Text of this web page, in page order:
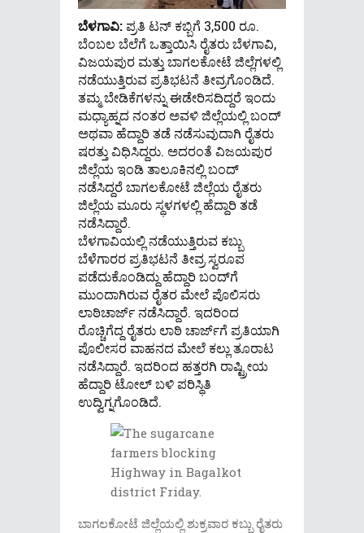
ಬೆಳಗಾವಿ:ಪ್ರತಿ ಟನ್ ಕಬ್ಬಿಗೆ 3,500 ರೂ.
ಬೆಂಬಲ ಬೆಲೆಗೆ ಒತ್ತಾಯಿಸಿ ರೈತರು ಬೆಳಗಾವಿ,
ವಿಜಯಪುರ ಮತ್ತು ಬಾಗಲಕೋಟೆ ಜಿಲ್ಲೆಗಳಲ್ಲಿ
ನಡೆಯುತ್ತಿರುವ ಪ್ರತಿಭಟನೆ ತೀವ್ರಗೊಂಡಿದೆ.
ತಮ್ಮ ಬೇಡಿಕೆಗಳನ್ನು ಈಡೇರಿಸದಿದ್ದರೆ ಇಂದು
ಮಧ್ಯಾಹ್ನದ ನಂತರ ಅವಳಿ ಜಿಲ್ಲೆಯಲ್ಲಿ ಬಂದ್
ಅಥವಾ ಹೆದ್ದಾರಿ ತಡೆ ನಡೆಸುವುದಾಗಿ ರೈತರು
ಷರತ್ತು ವಿಧಿಸಿದ್ದರು. ಅದರಂತೆ ವಿಜಯಪುರ
ಜಿಲ್ಲೆಯ ಇಂಡಿ ತಾಲೂಕಿನಲ್ಲಿ ಬಂದ್‌
ನಡೆಸಿದ್ದರೆ ಬಾಗಲಕೋಟೆ ಜಿಲ್ಲೆಯ ರೈತರು
ಜಿಲ್ಲೆಯ ಮೂರು ಸ್ಥಳಗಳಲ್ಲಿ ಹೆದ್ದಾರಿ ತಡೆ
ನಡೆಸಿದ್ದಾರೆ.
ಬೆಳಗಾವಿಯಲ್ಲಿ ನಡೆಯುತ್ತಿರುವ ಕಬ್ಬು
ಬೆಳೆಗಾರರ ಪ್ರತಿಭಟನೆ ತೀವ್ರ ಸ್ವರೂಪ
ಪಡೆದುಕೊಂಡಿದ್ದು ಹೆದ್ದಾರಿ ಬಂದ್​​ಗೆ
ಮುಂದಾಗಿರುವ ರೈತರ ಮೇಲೆ ಪೊಲಿಸರು
ಲಾಠಿಚಾರ್ಜ್ ನಡೆಸಿದ್ದಾರೆ. ಇದರಿಂದ
ರೊಚ್ಚಿಗೆದ್ದ ರೈತರು ಲಾಠಿ ಚಾರ್ಜ್​ಗೆ ಪ್ರತಿಯಾಗಿ
ಪೊಲೀಸರ ವಾಹನದ ಮೇಲೆ ಕಲ್ಲು ತೂರಾಟ
ನಡೆಸಿದ್ದಾರೆ. ಇದರಿಂದ ಹತ್ತರಗಿ ರಾಷ್ಟ್ರೀಯ
ಹೆದ್ದಾರಿ ಟೋಲ್ ಬಳಿ ಪರಿಸ್ಥಿತಿ
ಉದ್ವಿಗ್ನಗೊಂಡಿದೆ.
ಬಾಗಲಕೋಟೆ ಜಿಲ್ಲೆಯಲ್ಲಿ ಶುಕ್ರವಾರ ಕಬ್ಬು ರೈತರು